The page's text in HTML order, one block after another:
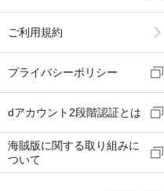
ご利用規約
プライバシーポリシー
dアカウント2段階認証とは
海賊版に関する取り組みに
ついて